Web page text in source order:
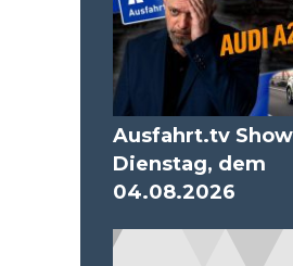
Ausfahrt.tv
Dienstag, dem
04.08.2026